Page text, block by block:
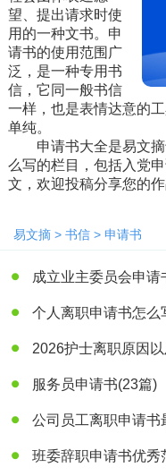
望、提出请求时使
用的一种文书。申
请书的使用范围广
泛，是一种专用书
信，它同一般书信
一样，也是表情达意的
单纯。
申请书大全是易文
么写的栏目，包括入党
文，欢迎投稿分享您的作
易文摘 > 书信 > 申请书
成立业主委员会申请
个人离职申请书怎么
2026护士离职原因
服务员申请书(23篇)
公司员工离职申请书
班委辞职申请书优秀